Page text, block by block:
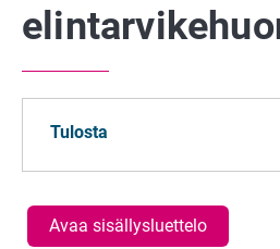
Tulosta
Avaa sisällysluettelo